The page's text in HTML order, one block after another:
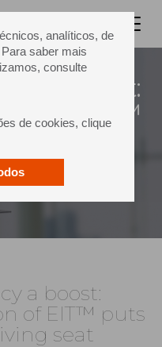
analíticos, de
saber mais
consulte
de cookies, clique
a boost:
of EIT™
the driving
a boost:
of EIT™ puts
seat